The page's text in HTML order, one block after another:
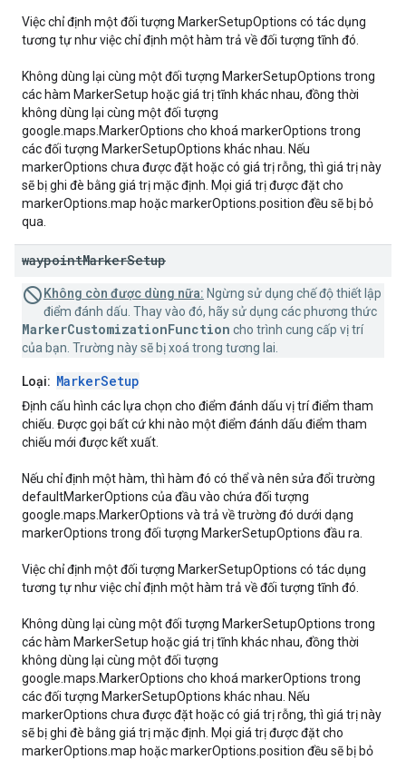
Việc chỉ định một đối tượng MarkerSetupOptions có tác dụng
tương tự như việc chỉ định một hàm trả về đối tượng tĩnh đó.
Không dùng lại cùng một đối tượng MarkerSetupOptions trong
các hàm MarkerSetup hoặc giá trị tĩnh khác nhau, đồng thời
không dùng lại cùng một đối tượng
google.maps.MarkerOptions cho khoá markerOptions trong
các đối tượng MarkerSetupOptions khác nhau. Nếu
markerOptions chưa được đặt hoặc có giá trị rỗng, thì giá trị này
sẽ bị ghi đè bằng giá trị mặc định. Mọi giá trị được đặt cho
markerOptions.map hoặc markerOptions.position đều sẽ bị bỏ
qua.
waypointMarkerSetup
Không còn được dùng nữa: Ngừng sử dụng chế độ thiết lập
điểm đánh dấu. Thay vào đó, hãy sử dụng các phương thức
MarkerCustomizationFunction cho trình cung cấp vị trí
của bạn. Trường này sẽ bị xoá trong tương lai.
Loại: MarkerSetup
Định cấu hình các lựa chọn cho điểm đánh dấu vị trí điểm tham
chiếu. Được gọi bất cứ khi nào một điểm đánh dấu điểm tham
chiếu mới được kết xuất.
Nếu chỉ định một hàm, thì hàm đó có thể và nên sửa đổi trường
defaultMarkerOptions của đầu vào chứa đối tượng
google.maps.MarkerOptions và trả về trường đó dưới dạng
markerOptions trong đối tượng MarkerSetupOptions đầu ra.
Việc chỉ định một đối tượng MarkerSetupOptions có tác dụng
tương tự như việc chỉ định một hàm trả về đối tượng tĩnh đó.
Không dùng lại cùng một đối tượng MarkerSetupOptions trong
các hàm MarkerSetup hoặc giá trị tĩnh khác nhau, đồng thời
không dùng lại cùng một đối tượng
google.maps.MarkerOptions cho khoá markerOptions trong
các đối tượng MarkerSetupOptions khác nhau. Nếu
markerOptions chưa được đặt hoặc có giá trị rỗng, thì giá trị này
sẽ bị ghi đè bằng giá trị mặc định. Mọi giá trị được đặt cho
markerOptions.map hoặc markerOptions.position đều sẽ bị bỏ